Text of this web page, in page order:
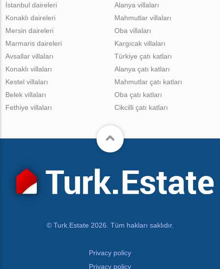
İstanbul daireleri
Konaklı daireleri
Mersin daireleri
Marmaris daireleri
Alanya villaları
Mahmutlar villaları
Oba villaları
Kargıcak villaları
Avsallar villaları
Konaklı villaları
Kestel villaları
Belek villaları
Fethiye villaları
Türkiye çatı katları
Alanya çatı katları
Mahmutlar çatı katları
Oba çatı katları
Cikcilli çatı katları
© Turk.Estate 2026. Tüm hakları saklıdır.
Privacy policy
Privacy policy